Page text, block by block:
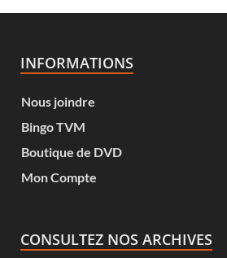
INFORMATIONS
Nous joindre
Bingo TVM
Boutique de DVD
Mon Compte
CONSULTEZ NOS ARCHIVES